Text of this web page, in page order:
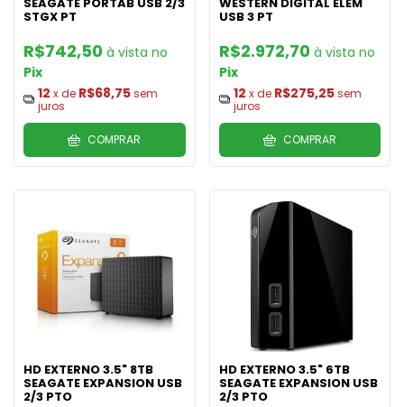
SEAGATE PORTAB USB 2/3
STGX PT
R$742,50
Pix
12 x de R$68,75sem
juros
COMPRAR
WESTERN DIGITAL ELEM
USB 3 PT
R$2.972,70
Pix
12 x de R$275,25 sem
juros
COMPRAR
HD EXTERNO 3.5" 8TB
SEAGATE EXPANSION USB
2/3 PTO
HD EXTERNO 3.5" 6TB
SEAGATE EXPANSION USB
2/3 PTO